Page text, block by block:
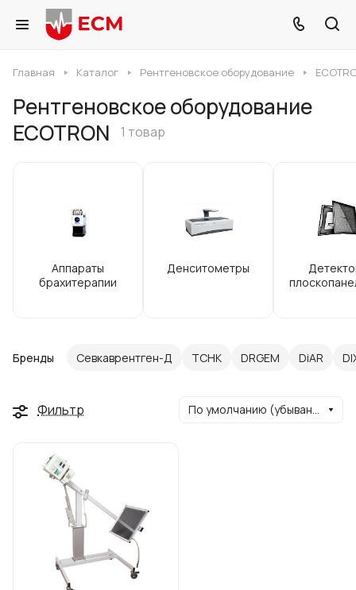
Главная Каталог Рентгеновское оборудование
Рентгеновское оборудование
ECOTRON
1 товар
Аппараты
брахитерапии
Денситометры
Бренды Севкаврентген-​Д ТСНК DRGEM DiAR
Фильтр По умолчанию (убывание)